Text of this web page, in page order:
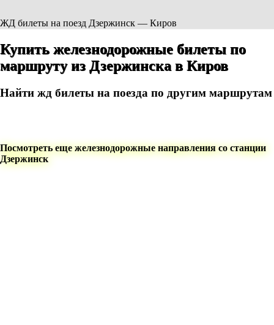
ЖД билеты на поезд Дзержинск — Киров
Купить железнодорожные билеты по
маршруту из Дзержинска в Киров
Найти жд билеты на поезда по другим маршрутам
Посмотреть еще железнодорожные направления со станции
Дзержинск